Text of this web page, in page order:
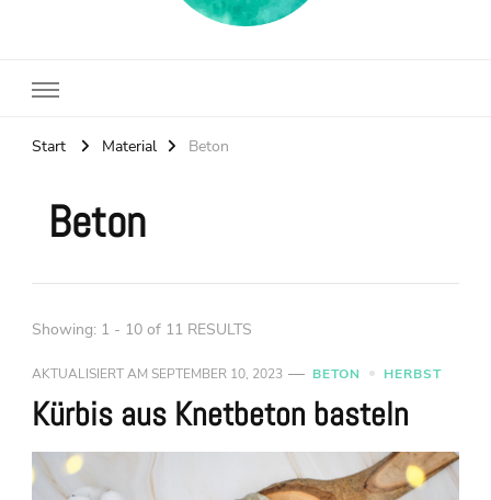
Start Material Beton
Beton
Showing: 1 - 10 of 11 RESULTS
AKTUALISIERT AM SEPTEMBER 10, 2023 BETON HERBST
Kürbis aus Knetbeton basteln